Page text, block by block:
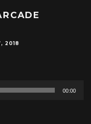
2018
00:00